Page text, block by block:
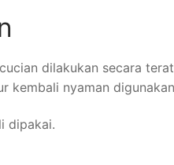
dilakukan secara
kembali nyaman
dipakai.